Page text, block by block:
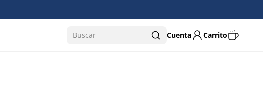
Buscar Cuenta Carrito